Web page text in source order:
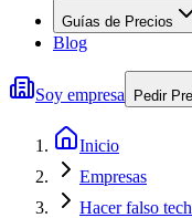
Guías de Precios
Blog
Soy empresa Pedir
Inicio
Empresas
Hacer falso